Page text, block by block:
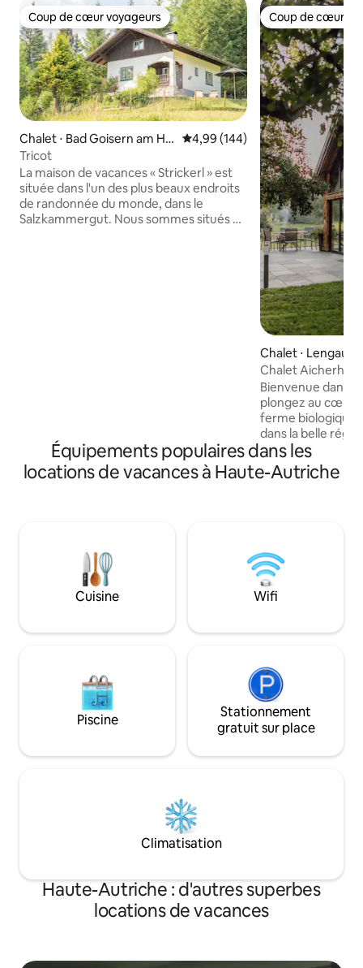
Coup de cœur voyageurs
Coup de cœur voyageurs
Chalet ⋅ Bad Goisern am Hal
lstättersee
Évaluation moyenne sur la
4,99 (144)
Tricot
La maison de vacances « Strickerl » est
située dans l'un des plus beaux endroits
de randonnée du monde, dans le
Salzkammergut. Nous sommes situés à
Coup de cœur
Coup de cœur
Chalet ⋅ Lengau
Chalet Aicherhof
Bienvenue dans
plongez au cœur
ferme biologique
dans la belle
entourée d'un
souffle : les lacs
Salzbourg. Notre
famille, de
et du soleil ou de
plein air : dans
trouverez ce que
Équipements populaires dans les
locations de vacances à Haute-Autriche
Cuisine Wifi
Piscine
Stationnement
gratuit sur place
Climatisation
Haute-Autriche : d'autres superbes
locations de vacances